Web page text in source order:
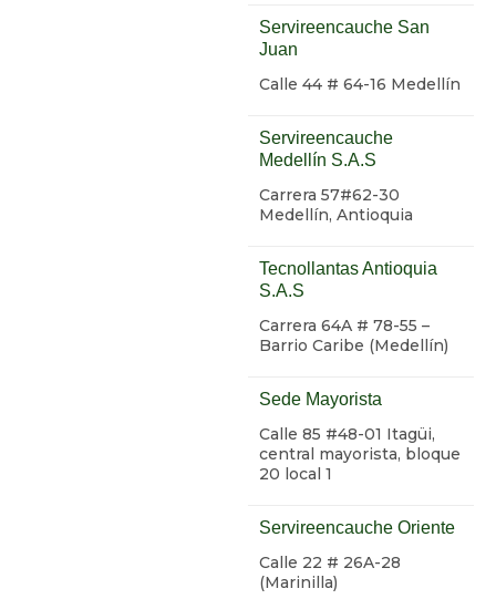
Servireencauche San
Juan
Calle 44 # 64-16 Medellín
Servireencauche
Medellín S.A.S
Carrera 57#62-30
Medellín, Antioquia
Tecnollantas Antioquia
S.A.S
Carrera 64A # 78-55 –
Barrio Caribe (Medellín)
Sede Mayorista
Calle 85 #48-01 Itagüi,
central mayorista, bloque
20 local 1
Servireencauche Oriente
Calle 22 # 26A-28
(Marinilla)